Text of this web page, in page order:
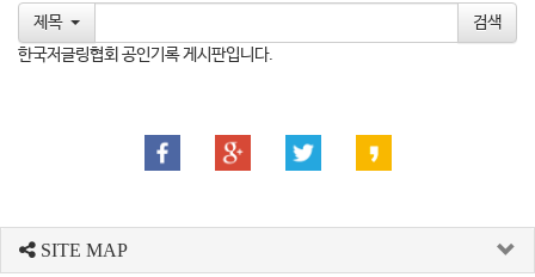
제목
한국저글링협회 공인기록 게시판입니다.
SITE MAP